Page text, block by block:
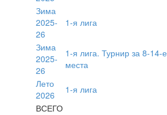
Зима
2025-
26
1-я лига
Зима
2025-
26
1-я лига. Турнир за 8-14-е
места
Лето
2026
1-я лига
ВСЕГО